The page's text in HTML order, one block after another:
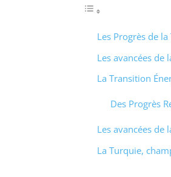
Les Progrès de
Les avancées
La Transition
Des Progrès
Les avancées de
La Turquie,